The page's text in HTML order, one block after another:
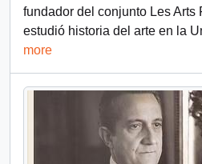
fundador del conjunto Les Arts
estudió historia del arte en la
more